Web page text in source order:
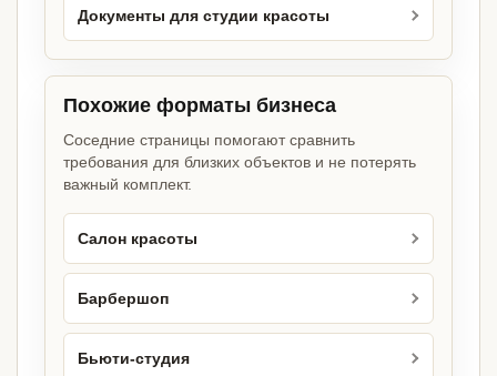
Документы для студии красоты
Похожие форматы бизнеса
Соседние страницы помогают сравнить
требования для близких объектов и не потерять
важный комплект.
Салон красоты
Барбершоп
Бьюти-студия